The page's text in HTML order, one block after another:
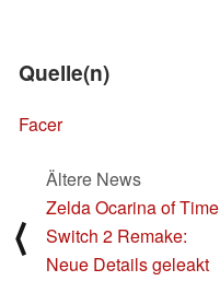
Quelle(n)
Facer
⟨
Ältere News
Zelda Ocarina of Time
Switch 2 Remake:
Neue Details geleakt